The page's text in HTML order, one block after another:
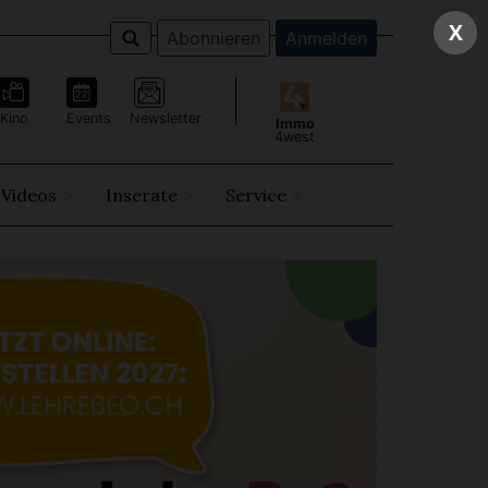
Abonnieren Anmelden
Kino Events Newsletter
Immo
4west
Videos Inserate Service
X